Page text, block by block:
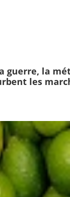
guerre, la
les